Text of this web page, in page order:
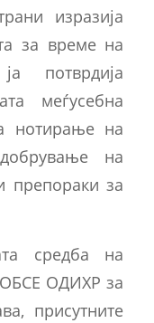
изразија
за време на
потврдија
меѓусебна
нотирање на
на
препораки за
средба на
ОБСЕ ОДИХР за
присутните